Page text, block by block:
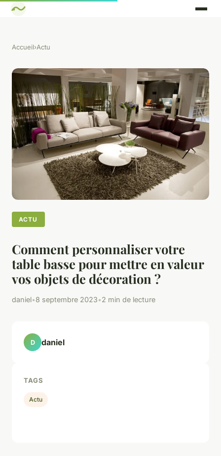
Accueil›Actu
ACTU
Comment personnaliser votre
table basse pour mettre en valeur
vos objets de décoration ?
daniel•8 septembre 2023•2 min de lecture
D daniel
TAGS
Actu